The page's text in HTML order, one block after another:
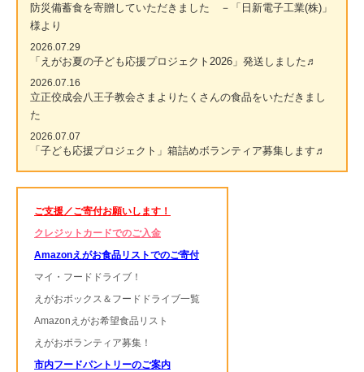
防災備蓄食を寄贈していただきました －「日新電子工業(株)」
様より
2026.07.29
「えがお夏の子ども応援プロジェクト2026」発送しました♬
2026.07.16
立正佼成会八王子教会さまよりたくさんの食品をいただきまし
た
2026.07.07
「子ども応援プロジェクト」箱詰めボランティア募集します♬
ご支援／ご寄付お願いします！
クレジットカードでのご入金
Amazonえがお食品リストでのご寄付
マイ・フードドライブ！
えがおボックス＆フードドライブ一覧
Amazonえがお希望食品リスト
えがおボランティア募集！
市内フードパントリーのご案内